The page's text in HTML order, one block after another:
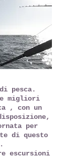
pesca.
migliori
, con un
per
di questo
escursioni